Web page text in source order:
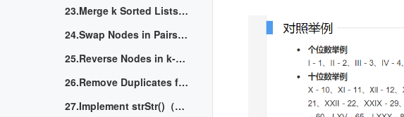
23.Merge k Sorted Lists（合并 K 个已排序链表）
24.Swap Nodes in Pairs（交换序列中的结点）
25.Reverse Nodes in k-Group（在K组链表中反转结点）
26.Remove Duplicates from Sorted Array（从已排序数组中移除重复元素）
27.Implement strStr()（实现 strStr() 函数）